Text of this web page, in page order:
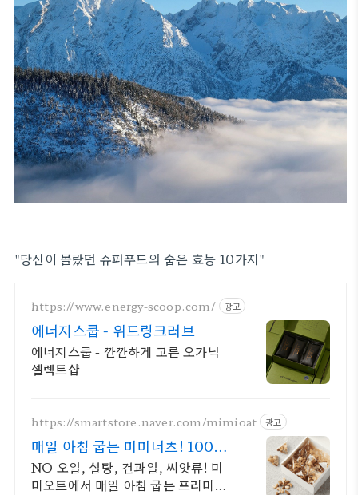
"당신이 몰랐던 슈퍼푸드의 숨은 효능 10가지"
https://www.energy-scoop.com/ 광고
에너지스쿱 - 위드링크러브
에너지스쿱 - 깐깐하게 고른 오가닉
셀렉트샵
https://smartstore.naver.com/mimioat 광고
매일 아침 굽는 미미너츠! 100%
햇 견과류
NO 오일, 설탕, 건과일, 씨앗류! 미
미오트에서 매일 아침 굽는 프리미엄